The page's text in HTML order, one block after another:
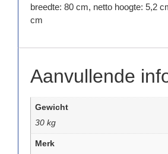
breedte: 80 cm, netto hoogte: 5,2
cm
Aanvullende
Gewicht
30 kg
Merk